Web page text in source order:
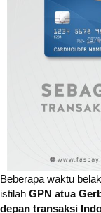
Beberapa waktu
istilah GPN atua
depan transaksi